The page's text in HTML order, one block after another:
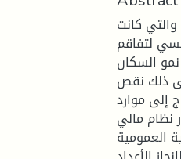
كانت
لتفاقم
السكان
ذلك نقص
إلى موارد
نظام مالي
العمومية